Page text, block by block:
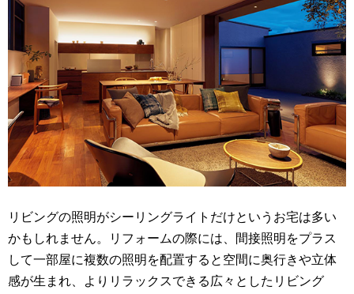
リビングの照明がシーリングライトだけというお宅は多い
かもしれません。リフォームの際には、間接照明をプラス
して一部屋に複数の照明を配置すると空間に奥行きや立体
感が生まれ、よりリラックスできる広々としたリビング